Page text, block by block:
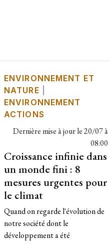
ENVIRONNEMENT ET
NATURE
ENVIRONNEMENT
ACTIONS
Dernière mise à jour le20/07 à
08:00
Croissance infinie dans
un monde fini : 8
mesures urgentes pour
le climat
Quand on regarde l'évolution de
notre société dont le
développement a été